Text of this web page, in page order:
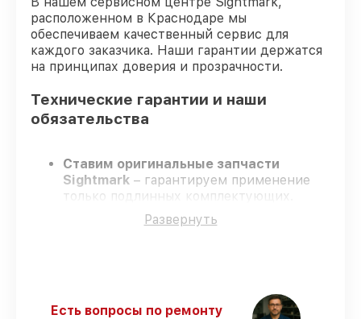
расположенном в Краснодаре мы
обеспечиваем качественный сервис для
каждого заказчика. Наши гарантии держатся
на принципах доверия и прозрачности.
Технические гарантии и наши
обязательства
Ставим оригинальные запчасти
Sightmark – гарантируем применение
только подлинных комплектующих.
Квалифицированные инженеры
проходят постоянное обучение, что
оптического прицела Sightmark
SM13138HDR в оговоренные сроки.
Развернуть
Есть вопросы по ремонту